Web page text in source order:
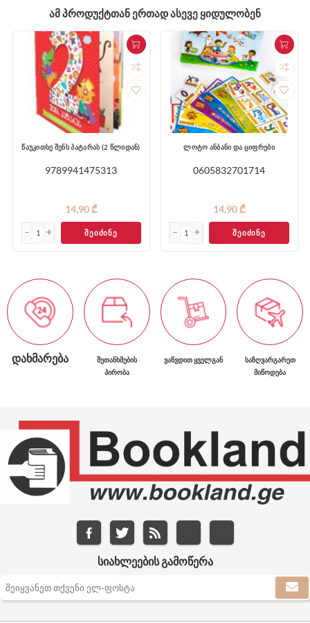
ᲐᲛ ᲞᲠᲝᲓᲣᲥᲢᲗᲐᲜ ᲔᲠᲗᲐᲓ ᲐᲡᲔᲕᲔ ᲧᲘᲓᲣᲚᲝᲑᲔᲜ
წაუკითხე შენს პატარას (2 წლიდან)
9789941475313
14,90 ₾
ᲨᲔᲘᲫᲘᲜᲔ
ლოტო ანბანი და ციფრები
0605832701714
14,90 ₾
ᲨᲔᲘᲫᲘᲜᲔ
ᲓᲐᲮᲛᲐᲠᲔᲑᲐ
ᲨᲔᲗᲐᲜᲮᲛᲔᲑᲘᲡ
ᲞᲘᲠᲝᲑᲐ
ᲕᲐᲬᲕᲓᲘᲗ ᲧᲕᲔᲚᲒᲐᲜ
ᲡᲐᲖᲦᲕᲐᲠᲒᲐᲠᲔᲗ
ᲛᲘᲬᲝᲓᲔᲑᲐ
ᲡᲘᲐᲮᲚᲔᲔᲑᲘᲡ ᲒᲐᲛᲝᲬᲔᲠᲐ